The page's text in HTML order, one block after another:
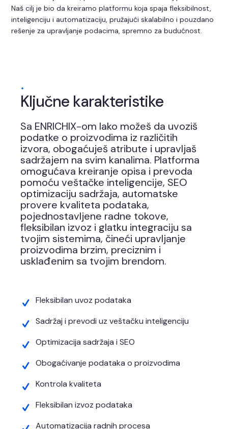
Naš cilj je bio da kreiramo platformu koja spaja fleksibilnost,
inteligenciju i automatizaciju, pružajući skalabilno i pouzdano
rešenje za upravljanje podacima, spremno za budućnost.
Ključne karakteristike
Sa ENRICHIX-om lako možeš da uvoziš
podatke o proizvodima iz različitih
izvora, obogaćuješ atribute i upravljaš
sadržajem na svim kanalima. Platforma
omogućava kreiranje opisa i prevoda
pomoću veštačke inteligencije, SEO
optimizaciju sadržaja, automatske
provere kvaliteta podataka,
pojednostavljene radne tokove,
fleksibilan izvoz i glatku integraciju sa
tvojim sistemima, čineći upravljanje
proizvodima brzim, preciznim i
usklađenim sa tvojim brendom.
Fleksibilan uvoz podataka
Sadržaj i prevodi uz veštačku inteligenciju
Optimizacija sadržaja i SEO
Obogaćivanje podataka o proizvodima
Kontrola kvaliteta
Fleksibilan izvoz podataka
Automatizacija radnih procesa